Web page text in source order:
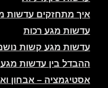
איך מתחזקים עדשות
עדשות מגע רכות
עדשות מגע קשות
ההבדל בין עדשות
אסטיגמציה – אבחון